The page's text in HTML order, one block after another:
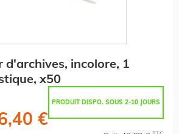
d'archives, incolore, 1
x50
PRODUIT DISPO. SOUS 2-10 JOURS
€